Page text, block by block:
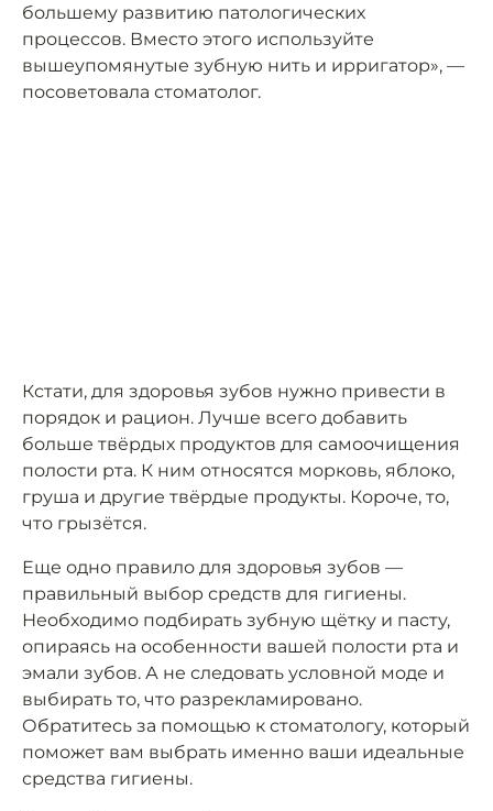
большему развитию патологических
процессов. Вместо этого используйте
вышеупомянутые зубную нить и ирригатор», —
посоветовала стоматолог.
Кстати, для здоровья зубов нужно привести в
порядок и рацион. Лучше всего добавить
больше твёрдых продуктов для самоочищения
полости рта. К ним относятся морковь, яблоко,
груша и другие твёрдые продукты. Короче, то,
что грызётся.
Еще одно правило для здоровья зубов —
правильный выбор средств для гигиены.
Необходимо подбирать зубную щётку и пасту,
опираясь на особенности вашей полости рта и
эмали зубов. А не следовать условной моде и
выбирать то, что разрекламировано.
Обратитесь за помощью к стоматологу, который
поможет вам выбрать именно ваши идеальные
средства гигиены.